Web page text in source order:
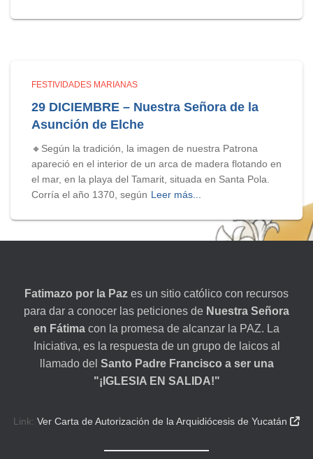
FESTIVIDADES MARIANAS
29 DICIEMBRE – Nuestra Señora de la
Asunción de Elche
🔸Según la tradición, la imagen de nuestra Patrona
apareció en el interior de un arca de madera flotando en
el mar, en la playa del Tamarit, situada en Santa Pola.
Corría el año 1370, según Leer más...
Fatimazo por la Paz es un sitio católico con recursos
para dar a conocer las peticiones de Nuestra Señora
en Fátima con la promesa de alcanzar la PAZ. La
Iniciativa, es la respuesta de un grupo de laicos al
llamado del Santo Padre Francisco a ser una
"¡IGLESIA EN SALIDA!"
Link: Ver Carta de Autorización de la Arquidiócesis de Yucatán 